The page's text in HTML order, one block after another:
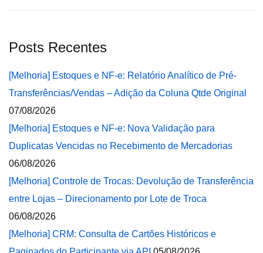
Posts Recentes
[Melhoria] Estoques e NF-e: Relatório Analítico de Pré-
Transferências/Vendas – Adição da Coluna Qtde Original
07/08/2026
[Melhoria] Estoques e NF-e: Nova Validação para
Duplicatas Vencidas no Recebimento de Mercadorias
06/08/2026
[Melhoria] Controle de Trocas: Devolução de Transferência
entre Lojas – Direcionamento por Lote de Troca
06/08/2026
[Melhoria] CRM: Consulta de Cartões Históricos e